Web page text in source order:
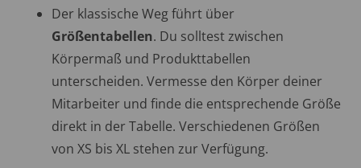
Der klassische Weg führt über
Größentabellen. Du solltest zwischen
Körpermaß und Produkttabellen
unterscheiden. Vermesse den Körper deiner
Mitarbeiter und finde die entsprechende Größe
direkt in der Tabelle. Verschiedenen Größen
von XS bis XL stehen zur Verfügung.